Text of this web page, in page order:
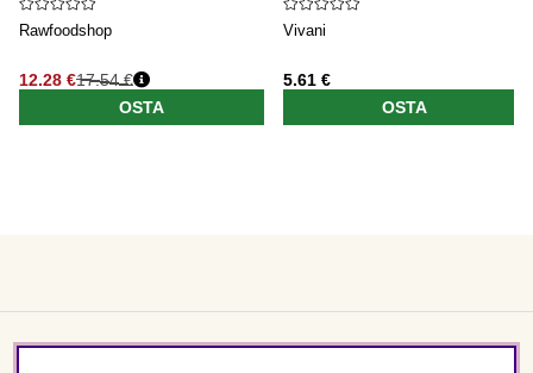
Rawfoodshop
12.28 €17.54 €
OSTA
Vivani
5.61 €
OSTA